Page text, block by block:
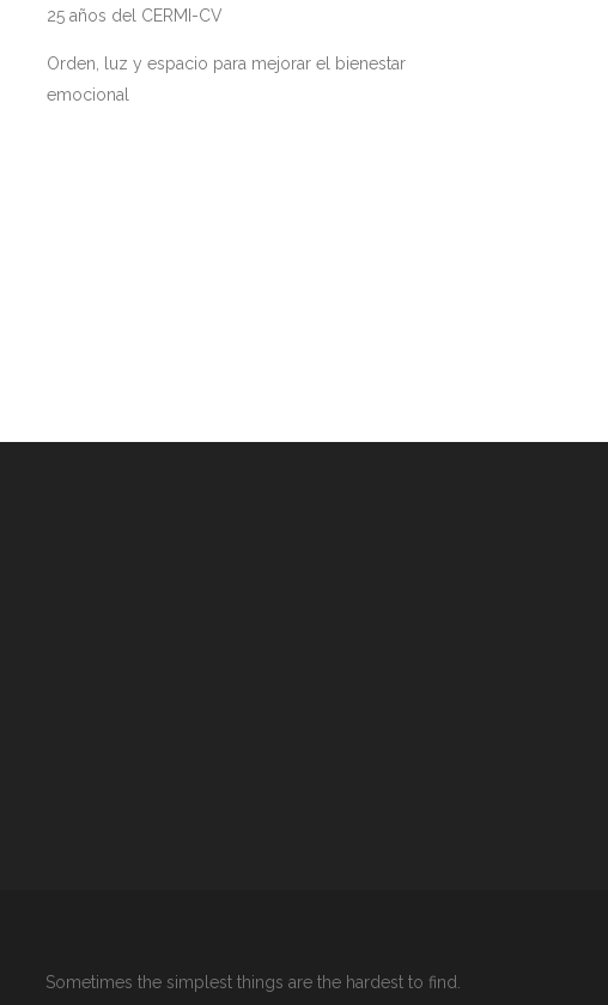
25 años del CERMI-CV
Orden, luz y espacio para mejorar el bienestar
emocional
Sometimes the simplest things are the hardest to find.